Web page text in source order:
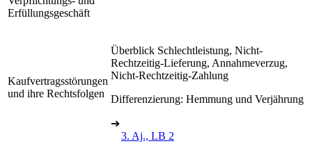
Erfüllungsgeschäft
Kaufvertragsstörungen
und ihre Rechtsfolgen
Überblick Schlechtleistung, Nicht-
Rechtzeitig-Lieferung, Annahmeverzug,
Nicht-Rechtzeitig-Zahlung
Differenzierung: Hemmung und Verjäh­rung
➔
3. Aj., LB 2